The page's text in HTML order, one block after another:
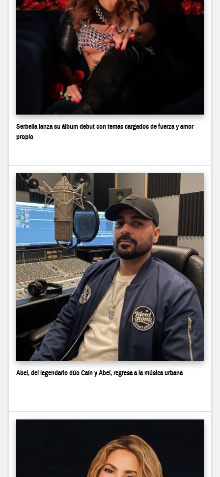
Serbella lanza su álbum debut con temas cargados de fuerza y amor
propio
Abel, del legendario dúo Caín y Abel, regresa a la música urbana